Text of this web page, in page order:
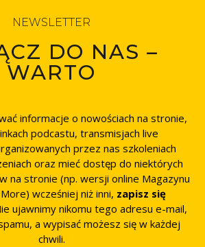
NEWSLETTER
DO NAS –
WARTO
informacje o nowościach na stronie,
podcastu, transmisjach live
przez nas szkoleniach
oraz mieć dostęp do niektórych
na stronie (np. wersji online Magazynu
wcześniej niż inni, zapisz się
ujawnimy nikomu tego adresu e-mail,
a wypisać możesz się w każdej
chwili.